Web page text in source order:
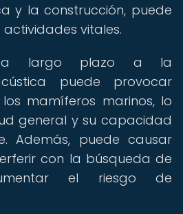
y la construcción, puede
vitales.
a largo plazo a la
puede provocar
mamíferos marinos, lo
general y su capacidad
Además, puede causar
con la búsqueda de
el riesgo de